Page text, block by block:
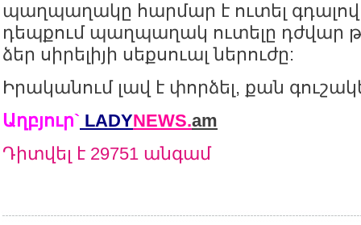
պաղպաղակը հարմար է ուտել
դեպքում պաղպաղակ ուտելը դժվար
ձեր սիրելիյի սեքսուալ ներուժը:
Իրականում լավ է փորձել, քան
Աղբյուր` LADYNEWS.am
Դիտվել է 29751 անգամ